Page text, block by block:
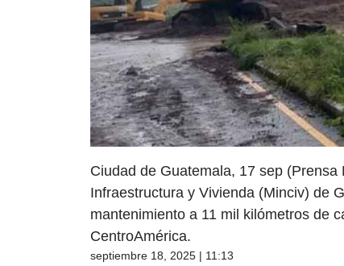
Ciudad de Guatemala, 17 sep
Infraestructura y Vivienda (Minciv) de
mantenimiento a 11 mil kilómetros de
CentroAmérica.
septiembre 18, 2025 | 11:13